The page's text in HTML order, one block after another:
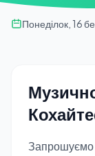
Понеділок, 16
Запрошуємо